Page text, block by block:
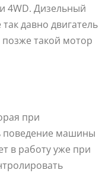
4WD. Дизельный
давно двигатель
позже такой мотор
при
поведение машины
в работу уже при